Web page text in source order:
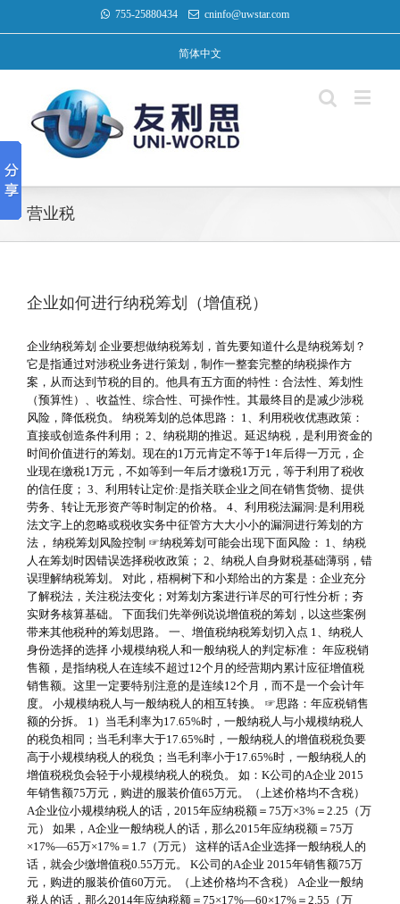
755-25880434 cninfo@uwstar.com
简体中文
营业税
企业如何进行纳税筹划（增值税）
企业纳税筹划 企业要想做纳税筹划，首先要知道什么是纳税筹划？
它是指通过对涉税业务进行策划，制作一整套完整的纳税操作方
案，从而达到节税的目的。他具有五方面的特性：合法性、筹划性
（预算性）、收益性、综合性、可操作性。其最终目的是减少涉税
风险，降低税负。 纳税筹划的总体思路： 1、利用税收优惠政策：
直接或创造条件利用； 2、纳税期的推迟。延迟纳税，是利用资金的
时间价值进行的筹划。现在的1万元肯定不等于1年后得一万元，企
业现在缴税1万元，不如等到一年后才缴税1万元，等于利用了税收
的信任度； 3、利用转让定价:是指关联企业之间在销售货物、提供
劳务、转让无形资产等时制定的价格。 4、利用税法漏洞:是利用税
法文字上的忽略或税收实务中征管方大大小小的漏洞进行筹划的方
法， 纳税筹划风险控制 ☞纳税筹划可能会出现下面风险： 1、纳税
人在筹划时因错误选择税收政策； 2、纳税人自身财税基础薄弱，错
误理解纳税筹划。 对此，梧桐树下和小郑给出的方案是：企业充分
了解税法，关注税法变化；对筹划方案进行详尽的可行性分析；夯
实财务核算基础。 下面我们先举例说说增值税的筹划，以这些案例
带来其他税种的筹划思路。 一、增值税纳税筹划切入点 1、纳税人
身份选择的选择 小规模纳税人和一般纳税人的判定标准： 年应税销
售额，是指纳税人在连续不超过12个月的经营期内累计应征增值税
销售额。这里一定要特别注意的是连续12个月，而不是一个会计年
度。 小规模纳税人与一般纳税人的相互转换。 ☞思路：年应税销售
额的分拆。 1）当毛利率为17.65%时，一般纳税人与小规模纳税人
的税负相同；当毛利率大于17.65%时，一般纳税人的增值税税负要
高于小规模纳税人的税负；当毛利率小于17.65%时，一般纳税人的
增值税税负会轻于小规模纳税人的税负。 如：K公司的A企业 2015
年销售额75万元，购进的服装价值65万元。（上述价格均不含税）
A企业位小规模纳税人的话，2015年应纳税额＝75万×3%＝2.25（万
元） 如果，A企业一般纳税人的话，那么2015年应纳税额＝75万
×17%—65万×17%＝1.7（万元） 这样的话A企业选择一般纳税人的
话，就会少缴增值税0.55万元。 K公司的A企业 2015年销售额75万
元，购进的服装价值60万元。（上述价格均不含税） A企业一般纳
税人的话，那么2014年应纳税额＝75×17%—60×17%＝2.55（万